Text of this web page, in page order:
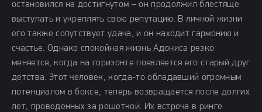
остановился на достигнутом – он продолжил блестяще
выступать и укреплять свою репутацию. В личной жизни
его также сопутствует удача, и он находит гармонию и
счастье. Однако спокойная жизнь Адониса резко
меняется, когда на горизонте появляется его старый друг
детства. Этот человек, когда-то обладавший огромным
потенциалом в боксе, теперь возвращается после долгих
лет, проведённых за решёткой. Их встреча в ринге